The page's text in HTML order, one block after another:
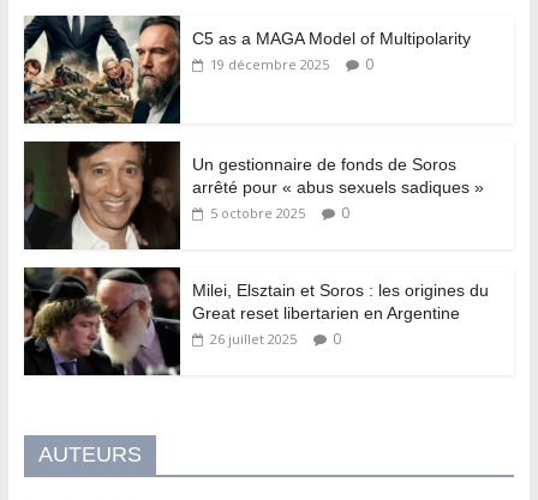
C5 as a MAGA Model of Multipolarity
19 décembre 2025 0
Un gestionnaire de fonds de Soros
arrêté pour « abus sexuels sadiques »
5 octobre 2025 0
Milei, Elsztain et Soros : les origines du
Great reset libertarien en Argentine
26 juillet 2025 0
AUTEURS